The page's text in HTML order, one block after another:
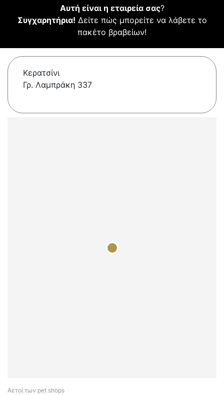
Αυτή είναι η εταιρεία σας?
Συγχαρητήρια! Δείτε πώς μπορείτε να λάβετε το
πακέτο βραβείων!
Κερατσίνι
Γρ. Λαμπράκη 337
Αετοί των pet shops